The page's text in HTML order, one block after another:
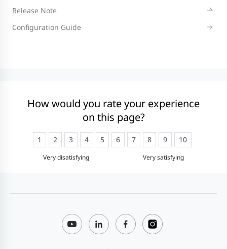
Release Note
Configuration Guide
How would you rate your experience
on this page?
Very disatisfying
1 2 3 4 5 6 7 8 9 10
Very satisfying